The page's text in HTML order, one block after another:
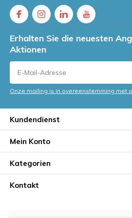
Erhalten Sie die neuesten
Aktionen
Onze mailing is in overeenstemming met
Kundendienst
Mein Konto
Kategorien
Kontakt